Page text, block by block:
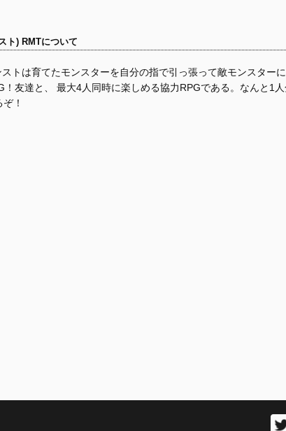
ト) RMTについて
トは育てたモンスターを自分の指で引っ張って敵モンスター
！友達と、 最大4人同時に楽しめる協力RPGである。なんと1人
！